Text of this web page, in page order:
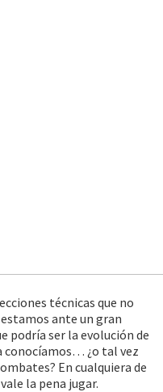
técnicas que no
ante un gran
podría ser la evolución de
conocíamos… ¿o tal vez
En cualquiera de
la pena jugar.